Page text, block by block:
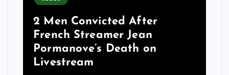
2 Men Convicted After
French Streamer Jean
Pormanove’s Death on
Livestream